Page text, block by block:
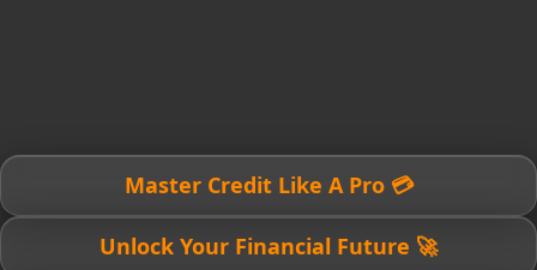
💳 Master Credit Like A Pro
🚀 Unlock Your Financial Future